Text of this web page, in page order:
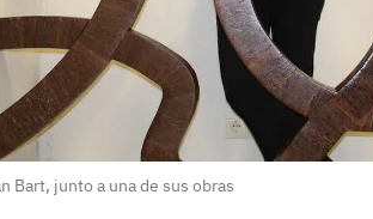
Bart, junto a una de sus obras